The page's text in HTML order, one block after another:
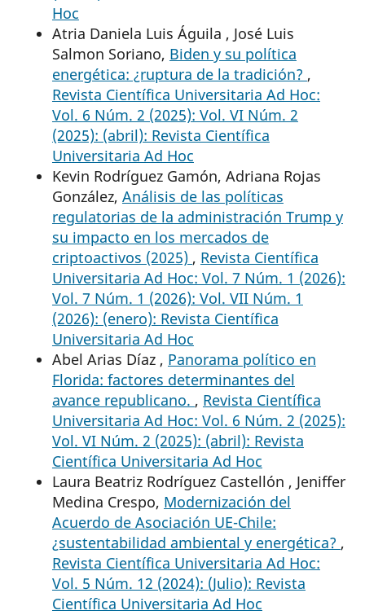
Hoc
Atria Daniela Luis Águila , José Luis
Salmon Soriano, Biden y su política
energética: ¿ruptura de la tradición? ,
Revista Científica Universitaria Ad Hoc:
Vol. 6 Núm. 2 (2025): Vol. VI Núm. 2
(2025): (abril): Revista Científica
Universitaria Ad Hoc
Kevin Rodríguez Gamón, Adriana Rojas
González, Análisis de las políticas
regulatorias de la administración Trump y
su impacto en los mercados de
criptoactivos (2025) , Revista Científica
Universitaria Ad Hoc: Vol. 7 Núm. 1 (2026):
Vol. 7 Núm. 1 (2026): Vol. VII Núm. 1
(2026): (enero): Revista Científica
Universitaria Ad Hoc
Abel Arias Díaz , Panorama político en
Florida: factores determinantes del
avance republicano. , Revista Científica
Universitaria Ad Hoc: Vol. 6 Núm. 2 (2025):
Vol. VI Núm. 2 (2025): (abril): Revista
Científica Universitaria Ad Hoc
Laura Beatriz Rodríguez Castellón , Jeniffer
Medina Crespo, Modernización del
Acuerdo de Asociación UE-Chile:
¿sustentabilidad ambiental y energética? ,
Revista Científica Universitaria Ad Hoc:
Vol. 5 Núm. 12 (2024): (Julio): Revista
Científica Universitaria Ad Hoc